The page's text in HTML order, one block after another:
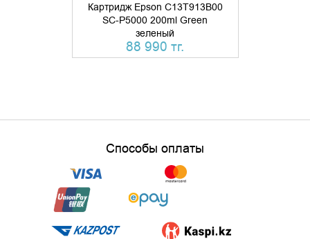
Картридж Epson C13T913B00
SC-P5000 200ml Green
зеленый
88 990 тг.
Способы оплаты